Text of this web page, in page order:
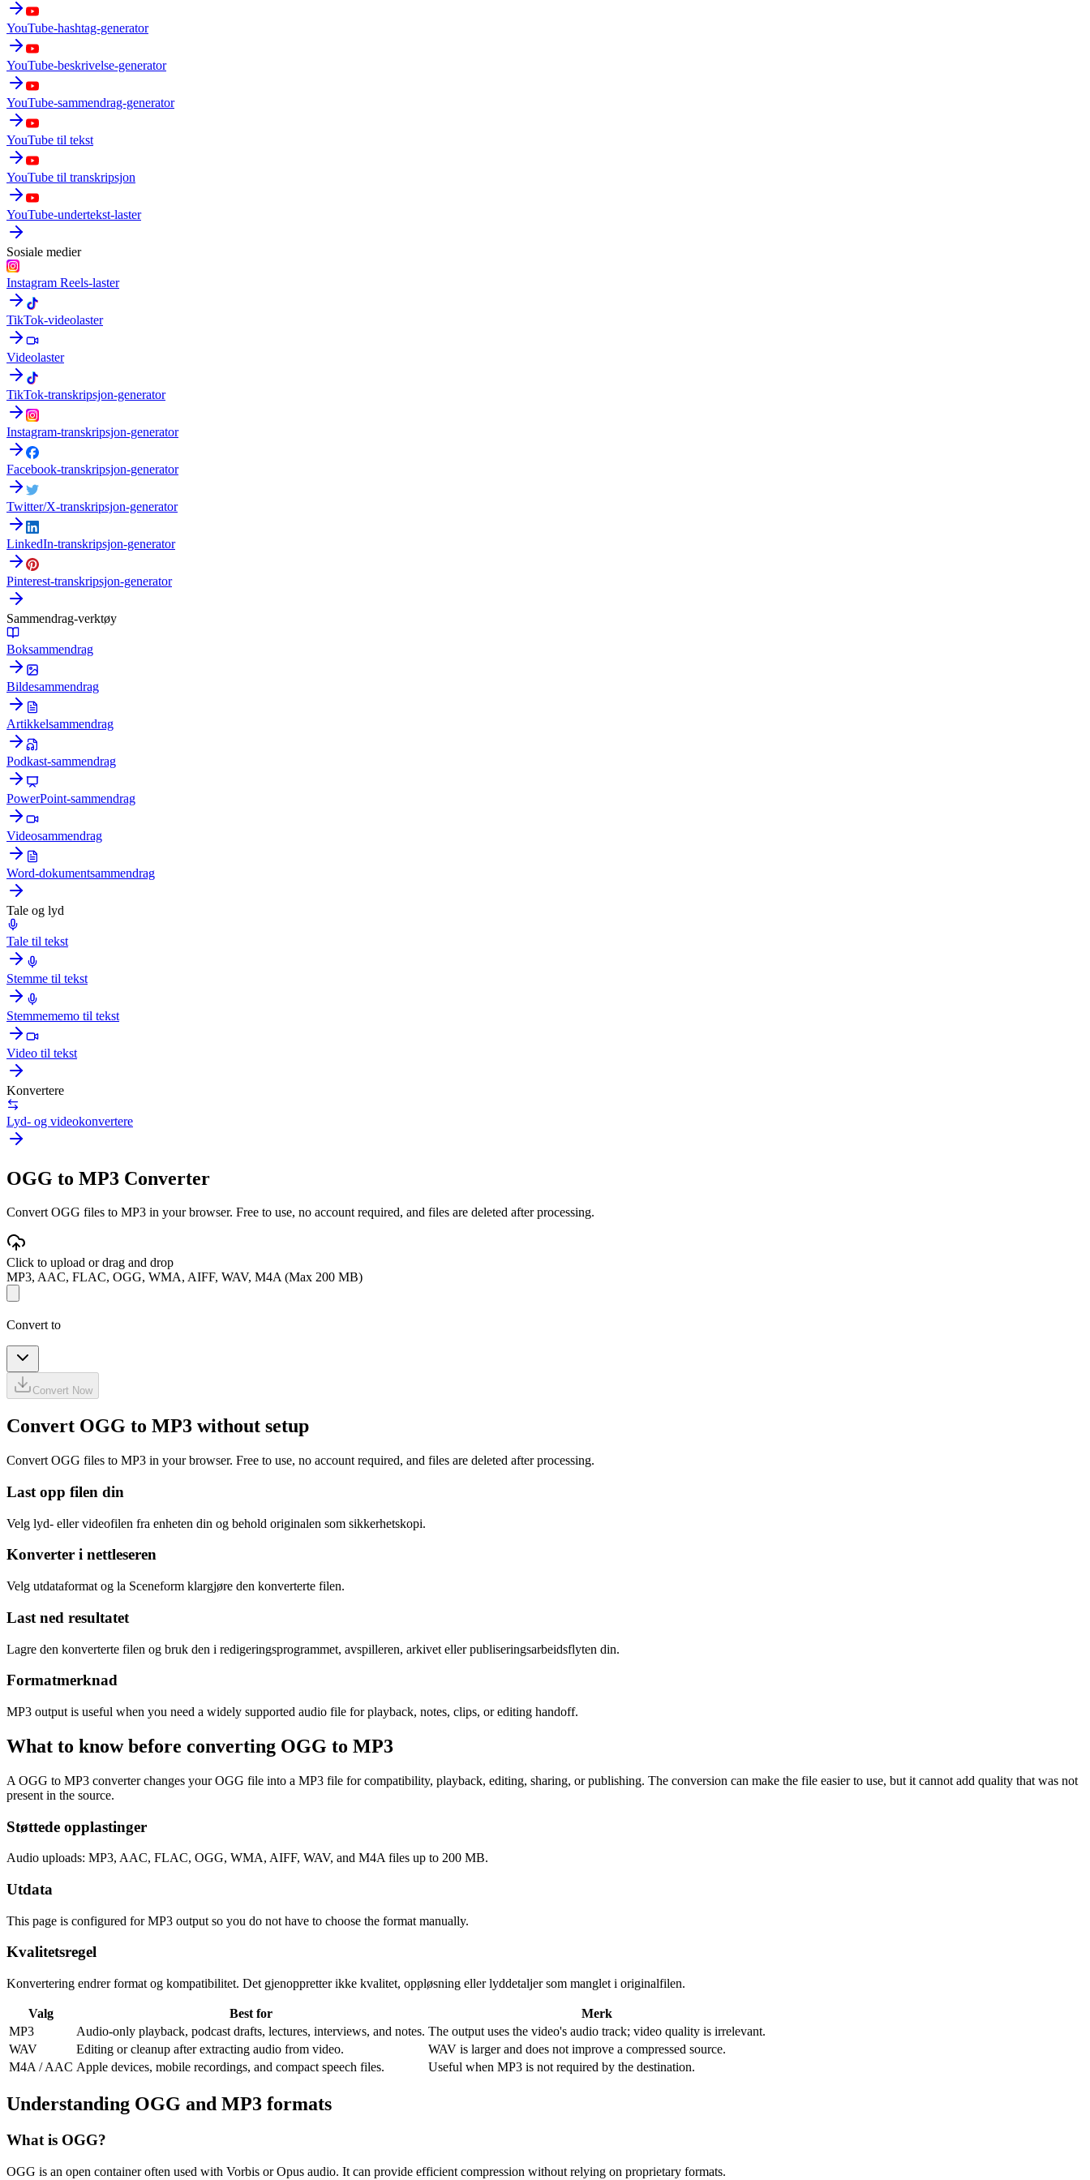
YouTube-hashtag-generator
YouTube-beskrivelse-generator
YouTube-sammendrag-generator
YouTube til tekst
YouTube til transkripsjon
YouTube-undertekst-laster
Sosiale medier
Instagram Reels-laster
TikTok-videolaster
Videolaster
TikTok-transkripsjon-generator
Instagram-transkripsjon-generator
Facebook-transkripsjon-generator
Twitter/X-transkripsjon-generator
LinkedIn-transkripsjon-generator
Pinterest-transkripsjon-generator
Sammendrag-verktøy
Boksammendrag
Bildesammendrag
Artikkelsammendrag
Podkast-sammendrag
PowerPoint-sammendrag
Videosammendrag
Word-dokumentsammendrag
Tale og lyd
Tale til tekst
Stemme til tekst
Stemmememo til tekst
Video til tekst
Konvertere
Lyd- og videokonvertere
OGG to MP3 Converter
Convert OGG files to MP3 in your browser. Free to use, no account required, and files are deleted after processing.
Click to upload or drag and drop
MP3, AAC, FLAC, OGG, WMA, AIFF, WAV, M4A (Max 200 MB)
Convert to
Convert Now
Convert OGG to MP3 without setup
Convert OGG files to MP3 in your browser. Free to use, no account required, and files are deleted after processing.
Last opp filen din
Velg lyd- eller videofilen fra enheten din og behold originalen som sikkerhetskopi.
Konverter i nettleseren
Velg utdataformat og la Sceneform klargjøre den konverterte filen.
Last ned resultatet
Lagre den konverterte filen og bruk den i redigeringsprogrammet, avspilleren, arkivet eller publiseringsarbeidsflyten din.
Formatmerknad
MP3 output is useful when you need a widely supported audio file for playback, notes, clips, or editing handoff.
What to know before converting OGG to MP3
A OGG to MP3 converter changes your OGG file into a MP3 file for compatibility, playback, editing, sharing, or publishing. The conversion can make the file easier to use, but it cannot add quality that was not
present in the source.
Støttede opplastinger
Audio uploads: MP3, AAC, FLAC, OGG, WMA, AIFF, WAV, and M4A files up to 200 MB.
Utdata
This page is configured for MP3 output so you do not have to choose the format manually.
Kvalitetsregel
Konvertering endrer format og kompatibilitet. Det gjenoppretter ikke kvalitet, oppløsning eller lyddetaljer som manglet i originalfilen.
Valg Best for
Merk
MP3
Audio-only playback, podcast drafts, lectures, interviews, and notes. The output uses the video's audio track; video quality is irrelevant.
WAV
Editing or cleanup after extracting audio from video.
WAV is larger and does not improve a compressed source.
M4A / AAC Apple devices, mobile recordings, and compact speech files. Useful when MP3 is not required by the destination.
Understanding OGG and MP3 formats
What is OGG?
OGG is an open container often used with Vorbis or Opus audio. It can provide efficient compression without relying on proprietary formats.